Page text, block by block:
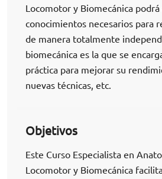
Locomotor y Biomecánica
conocimientos necesarios para
de manera totalmente
biomecánica es la que se
práctica para mejorar su
nuevas técnicas, etc.
Objetivos
Este Curso Especialista en
Locomotor y Biomecánica